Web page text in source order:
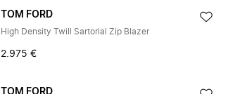
TOM FORD
High Density Twill Sartorial Zip Blazer
2.975 €
TOM FORD